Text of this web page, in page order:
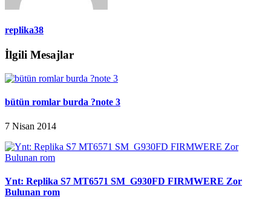
replika38
İlgili Mesajlar
bütün romlar burda ?note 3
7 Nisan 2014
Ynt: Replika S7 MT6571 SM_G930FD FIRMWERE Zor
Bulunan rom